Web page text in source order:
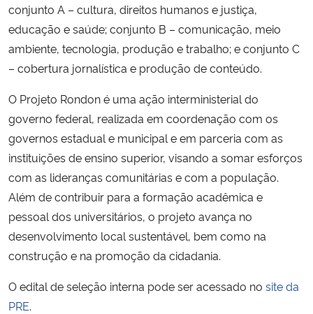
conjunto A – cultura, direitos humanos e justiça,
educação e saúde; conjunto B – comunicação, meio
ambiente, tecnologia, produção e trabalho; e conjunto C
– cobertura jornalística e produção de conteúdo.
O Projeto Rondon é uma ação interministerial do
governo federal, realizada em coordenação com os
governos estadual e municipal e em parceria com as
instituições de ensino superior, visando a somar esforços
com as lideranças comunitárias e com a população.
Além de contribuir para a formação acadêmica e
pessoal dos universitários, o projeto avança no
desenvolvimento local sustentável, bem como na
construção e na promoção da cidadania.
O edital de seleção interna pode ser acessado no site da
PRE.